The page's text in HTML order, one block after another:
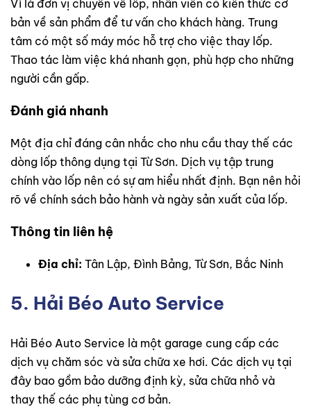
Vì là đơn vị chuyên về lốp, nhân viên có kiến thức cơ
bản về sản phẩm để tư vấn cho khách hàng. Trung
tâm có một số máy móc hỗ trợ cho việc thay lốp.
Thao tác làm việc khá nhanh gọn, phù hợp cho những
người cần gấp.
Đánh giá nhanh
Một địa chỉ đáng cân nhắc cho nhu cầu thay thế các
dòng lốp thông dụng tại Từ Sơn. Dịch vụ tập trung
chính vào lốp nên có sự am hiểu nhất định. Bạn nên hỏi
rõ về chính sách bảo hành và ngày sản xuất của lốp.
Thông tin liên hệ
Địa chỉ: Tân Lập, Đình Bảng, Từ Sơn, Bắc Ninh
5. Hải Béo Auto Service
Hải Béo Auto Service là một garage cung cấp các
dịch vụ chăm sóc và sửa chữa xe hơi. Các dịch vụ tại
đây bao gồm bảo dưỡng định kỳ, sửa chữa nhỏ và
thay thế các phụ tùng cơ bản.